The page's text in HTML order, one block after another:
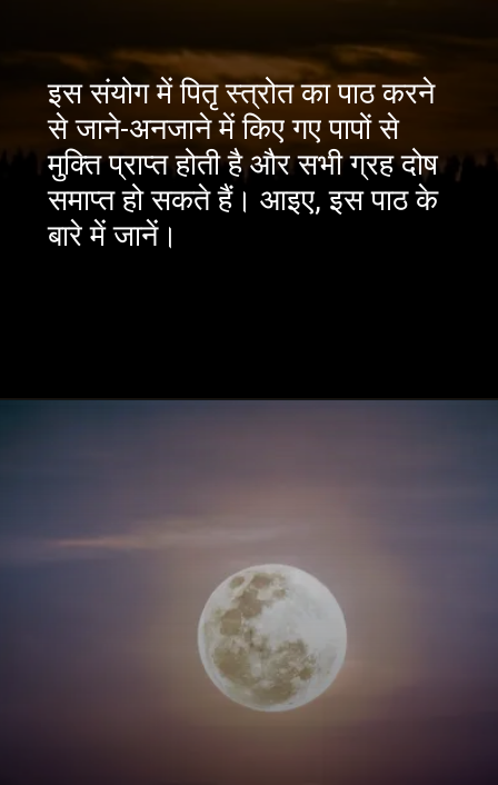
इस संयोग में पितृ स्त्रोत का पाठ करने
से जाने-अनजाने में किए गए पापों से
मुक्ति प्राप्त होती है और सभी ग्रह दोष
समाप्त हो सकते हैं। आइए, इस पाठ के
बारे में जानें।